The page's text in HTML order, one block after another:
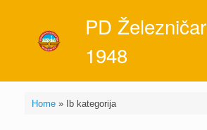
PD Železničar
1948
Home» Ib kategorija